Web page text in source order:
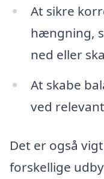
At sikre
hængning,
ned eller
At skabe
ved
Det er også
forskellige